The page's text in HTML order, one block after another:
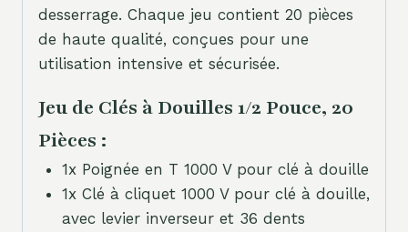
desserrage. Chaque jeu contient 20 pièces
de haute qualité, conçues pour une
utilisation intensive et sécurisée.
Jeu de Clés à Douilles 1/2 Pouce, 20
Pièces :
1x Poignée en T 1000 V pour clé à douille
1x Clé à cliquet 1000 V pour clé à douille,
avec levier inverseur et 36 dents